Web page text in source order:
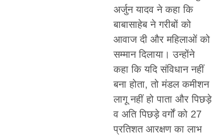
अर्जुन यादव ने कहा कि
बाबासाहेब ने गरीबों को
आवाज दी और महिलाओं को
सम्मान दिलाया। उन्होंने
कहा कि यदि संविधान नहीं
बना होता, तो मंडल कमीशन
लागू नहीं हो पाता और पिछड़े
व अति पिछड़े वर्गों को 27
प्रतिशत आरक्षण का लाभ